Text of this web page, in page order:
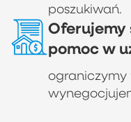
poszukiwań.
Oferujemy
pomoc w
ograniczymy